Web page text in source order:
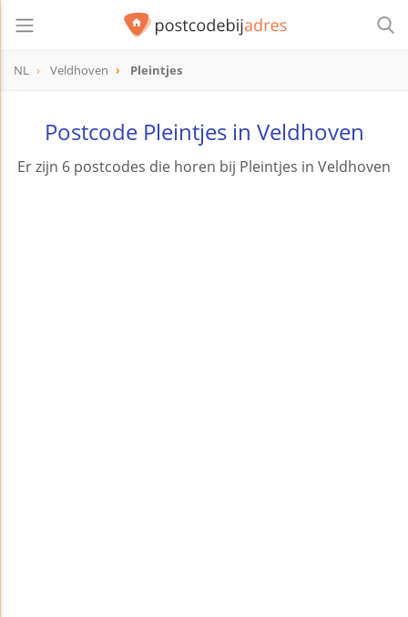
NL Veldhoven Pleintjes
Postcode Pleintjes in Veldhoven
Er zijn 6 postcodes die horen bij Pleintjes in Veldhoven